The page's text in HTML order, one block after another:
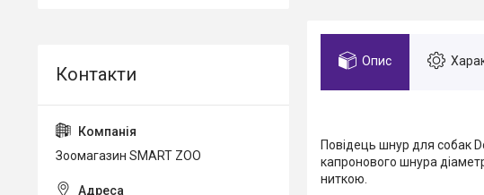
Опис
Повідець шнур для собак
капронового шнура
ниткою.
Зоомагазин SMART ZOO